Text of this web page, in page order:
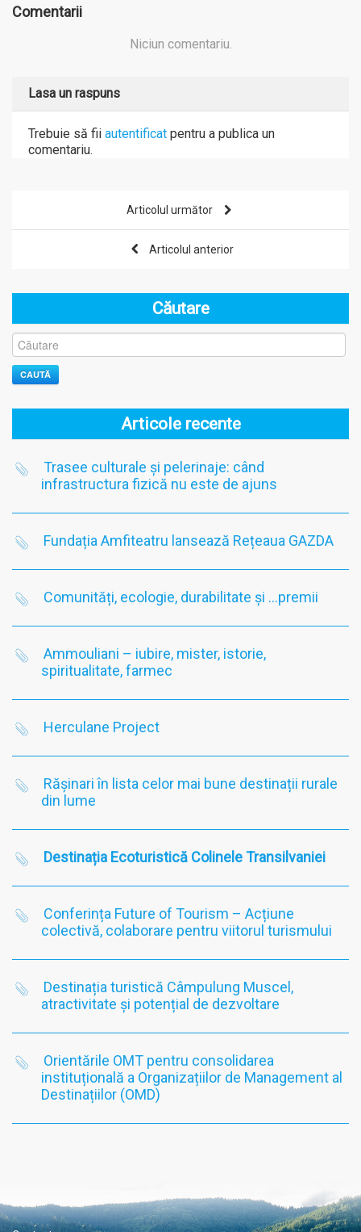
Comentarii
Niciun comentariu.
Lasa un raspuns
Trebuie să fii autentificat pentru a publica un
comentariu.
Articolul următor
Articolul anterior
Căutare
CAUTĂ
Articole recente
Trasee culturale și pelerinaje: când
infrastructura fizică nu este de ajuns
Fundația Amfiteatru lansează Rețeaua GAZDA
Comunități, ecologie, durabilitate și …premii
Ammouliani – iubire, mister, istorie,
spiritualitate, farmec
Herculane Project
Rășinari în lista celor mai bune destinații rurale
din lume
Destinația Ecoturistică Colinele Transilvaniei
Conferința Future of Tourism – Acțiune
colectivă, colaborare pentru viitorul turismului
Destinația turistică Câmpulung Muscel,
atractivitate și potențial de dezvoltare
Orientările OMT pentru consolidarea
instituțională a Organizațiilor de Management al
Destinațiilor (OMD)